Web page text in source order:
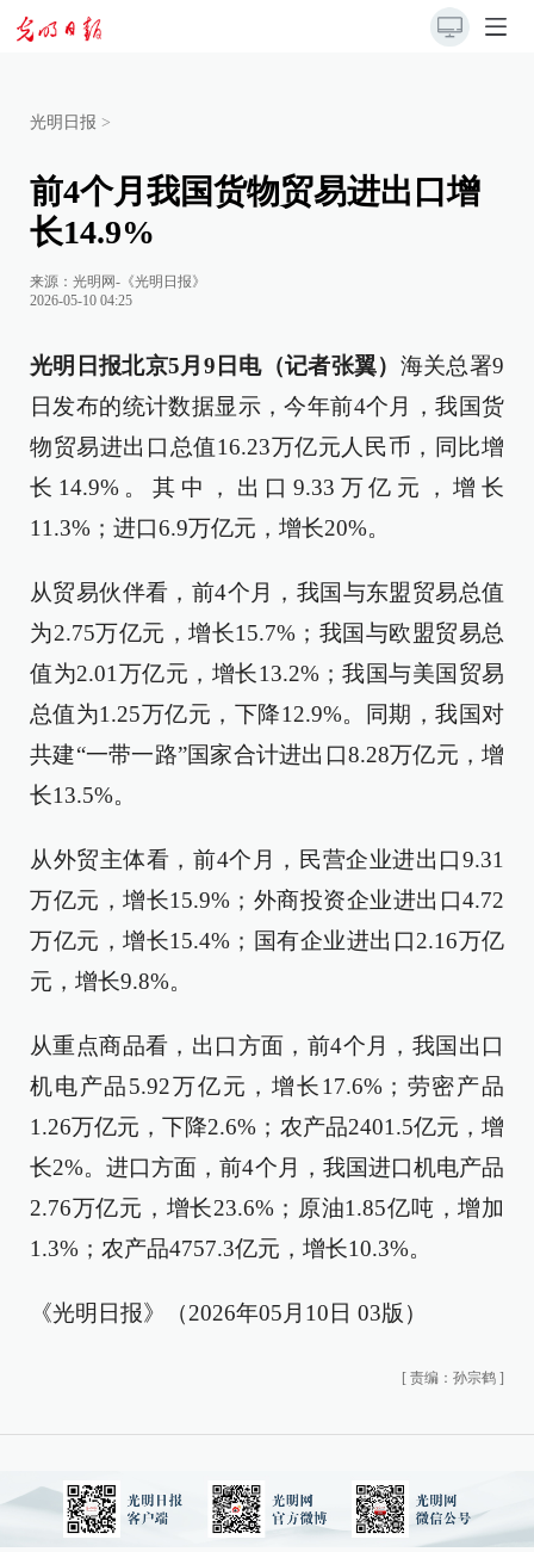
光明日报 >
前4个月我国货物贸易进出口增
长14.9%
来源： 光明网-《光明日报》
2026-05-10 04:25
光明日报北京5月9日电（记者张翼） 海关总署9
日发布的统计数据显示，今年前4个月，我国货
物贸易进出口总值16.23万亿元人民币，同比增
长14.9%。其中，出口9.33万亿元，增长
11.3%；进口6.9万亿元，增长20%。
从贸易伙伴看，前4个月，我国与东盟贸易总值
为2.75万亿元，增长15.7%；我国与欧盟贸易总
值为2.01万亿元，增长13.2%；我国与美国贸易
总值为1.25万亿元，下降12.9%。同期，我国对
共建“一带一路”国家合计进出口8.28万亿元，增
长13.5%。
从外贸主体看，前4个月，民营企业进出口9.31
万亿元，增长15.9%；外商投资企业进出口4.72
万亿元，增长15.4%；国有企业进出口2.16万亿
元，增长9.8%。
从重点商品看，出口方面，前4个月，我国出口
机电产品5.92万亿元，增长17.6%；劳密产品
1.26万亿元，下降2.6%；农产品2401.5亿元，增
长2%。进口方面，前4个月，我国进口机电产品
2.76万亿元，增长23.6%；原油1.85亿吨，增加
1.3%；农产品4757.3亿元，增长10.3%。
《光明日报》（2026年05月10日 03版）
[ 责编：孙宗鹤 ]